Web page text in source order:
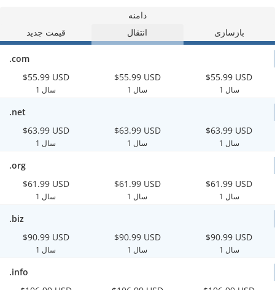
دامنه
قیمت جدید
انتقال بازسازی
.com
$55.99 USD
1 سال
$55.99 USD
1 سال
$55.99 USD
1 سال
.net
$63.99 USD
1 سال
$63.99 USD
1 سال
$63.99 USD
1 سال
.org
$61.99 USD
1 سال
$61.99 USD
1 سال
$61.99 USD
1 سال
.biz
$90.99 USD
1 سال
$90.99 USD
1 سال
$90.99 USD
1 سال
.info